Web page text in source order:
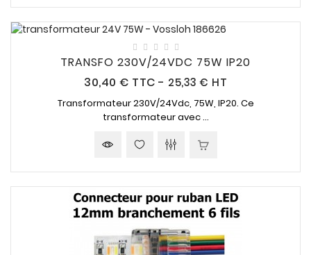
TRANSFO 230V/24VDC 75W IP20
30,40 € Prix
TTC - 25,33 € HT
Transformateur230V/24Vdc, 75W, IP20. Ce
transformateur avec ...